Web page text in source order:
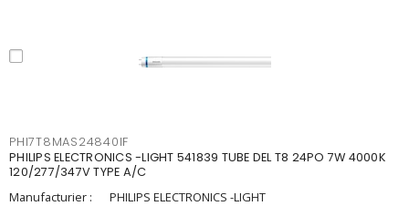
PHI7T8MAS24840IF
PHILIPS ELECTRONICS -LIGHT 541839 TUBE DEL T8 24PO 7W 4000K
120/277/347V TYPE A/C
Manufacturier :
PHILIPS ELECTRONICS -LIGHT